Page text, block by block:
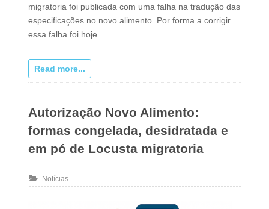
migratoria foi publicada com uma falha na tradução das
especificações no novo alimento. Por forma a corrigir
essa falha foi hoje…
Read more...
Autorização Novo Alimento:
formas congelada, desidratada e
em pó de Locusta migratoria
Notícias